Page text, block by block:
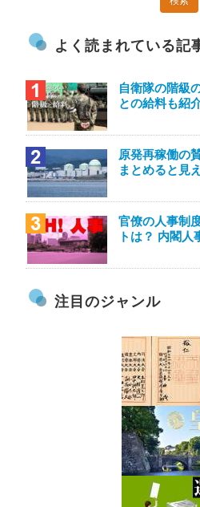
よく読まれている記
自衛隊の階級
との給料も紹
原発再稼働の
まとめると見
官僚の人事制
トは？ 内閣人
注目のジャンル